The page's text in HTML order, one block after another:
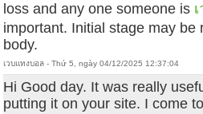
loss and any one someone is
important. Initial stage may be
body.
เวบแทงบอล - Thứ 5, ngày 04/12/2025 12:37:04
Hi Good day. It was really
putting it on your site. I come